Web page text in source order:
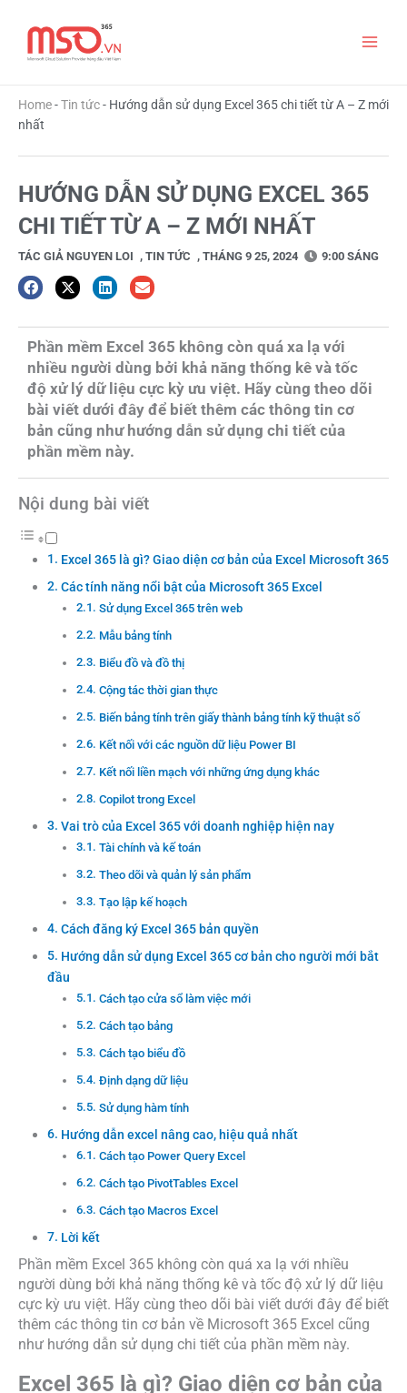
Home-Tin tức- Hướng dẫn sử dụng Excel 365 chi tiết từ A – Z mới
nhất
HƯỚNG DẪN SỬ DỤNG EXCEL 365
CHI TIẾT TỪ A – Z MỚI NHẤT
TÁC GIẢ NGUYEN LOI , TIN TỨC , THÁNG 9 25, 2024 9:00 SÁNG
Phần mềm Excel 365 không còn quá xa lạ với
nhiều người dùng bởi khả năng thống kê và tốc
độ xử lý dữ liệu cực kỳ ưu việt. Hãy cùng theo dõi
bài viết dưới đây để biết thêm các thông tin cơ
bản cũng như hướng dẫn sử dụng chi tiết của
phần mềm này.
Nội dung bài viết
Excel 365 là gì? Giao diện cơ bản của Excel Microsoft 365
Các tính năng nổi bật của Microsoft 365 Excel
Sử dụng Excel 365 trên web
Mẫu bảng tính
Biểu đồ và đồ thị
Cộng tác thời gian thực
Biến bảng tính trên giấy thành bảng tính kỹ thuật số
Kết nối với các nguồn dữ liệu Power BI
Kết nối liền mạch với những ứng dụng khác
Copilot trong Excel
Vai trò của Excel 365 với doanh nghiệp hiện nay
Tài chính và kế toán
Theo dõi và quản lý sản phẩm
Tạo lập kế hoạch
Cách đăng ký Excel 365 bản quyền
Hướng dẫn sử dụng Excel 365 cơ bản cho người mới bắt
đầu
Cách tạo cửa sổ làm việc mới
Cách tạo bảng
Cách tạo biểu đồ
Định dạng dữ liệu
Sử dụng hàm tính
Hướng dẫn excel nâng cao, hiệu quả nhất
Cách tạo Power Query Excel
Cách tạo PivotTables Excel
Cách tạo Macros Excel
Lời kết
Phần mềm Excel 365 không còn quá xa lạ với nhiều
người dùng bởi khả năng thống kê và tốc độ xử lý dữ liệu
cực kỳ ưu việt. Hãy cùng theo dõi bài viết dưới đây để biết
thêm các thông tin cơ bản về Microsoft 365 Excel cũng
như hướng dẫn sử dụng chi tiết của phần mềm này.
Excel 365 là gì? Giao diện cơ bản của